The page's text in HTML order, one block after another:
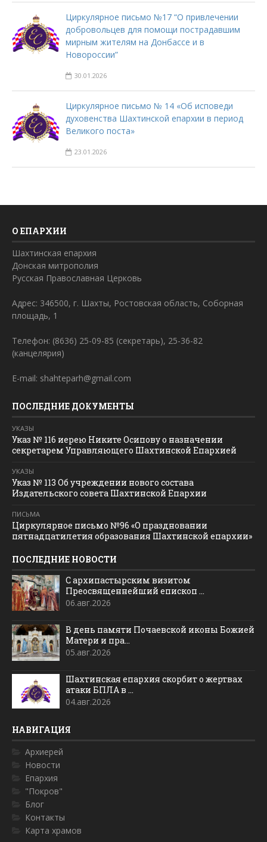
Циркулярное письмо №17 “О привлечении
добровольцев для помощи пострадавшим
мирным жителям на Донбассе и в
Новороссии”
30.01.2026
Циркулярное письмо № 14 «Об исповеди
духовенства Шахтинской епархии в период
Великого поста»
23.01.2026
О ЕПАРХИИ
Шахтинская епархия
Донская митрополия
Русская Православная Церковь
Адрес: 346500, г. Шахты, Ростовская область, Соборная
площадь, 1
Телефон: (8636) 25-09-85 (секретарь), 25-36-82
(канцелярия)
E-mail: shahteparh@gmail.com
ПОСЛЕДНИЕ ДОКУМЕНТЫ
УКАЗЫ
Указ № 116 иерею Никите Осипову о назначении
секретарем Управляющего Шахтинской Епархией
УКАЗЫ
Указ № 113 Об учреждении нового состава
Издательского совета Шахтинской Епархии
ПИСЬМА
Циркулярное письмо №96 «О праздновании
пятнадцатилетия образования Шахтинской епархии»
ПОСЛЕДНИЕ НОВОСТИ
С архипастырским визитом
Преосвященнейший епископ ...
06.авг.2026
В день памяти Почаевской иконы Божией
Матери и пра...
05.авг.2026
Шахтинская епархия скорбит о жертвах
атаки БПЛА в ...
04.авг.2026
НАВИГАЦИЯ
Архиерей
Новости
Епархия
"Покров"
Блог
Контакты
Карта храмов